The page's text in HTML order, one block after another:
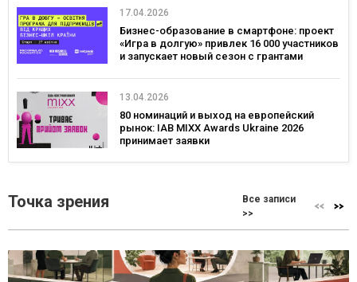
17.04.2026
Бизнес-образование в смартфоне: проект
«Игра в долгую» привлек 16 000 участников
и запускает новый сезон с грантами
13.04.2026
80 номинаций и выход на европейский
рынок: IAB MIXX Awards Ukraine 2026
принимает заявки
Точка зрения
Все записи
>>